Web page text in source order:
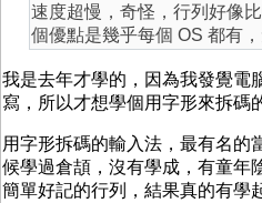
速度超慢，奇怪，行列好像
個優點是幾乎每個 OS 都有，
我是去年才學的，因為我發覺電
寫，所以才想學個用字形來拆碼
用字形拆碼的輸入法，最有名的
候學過倉頡，沒有學成，有童年
簡單好記的行列，結果真的有學